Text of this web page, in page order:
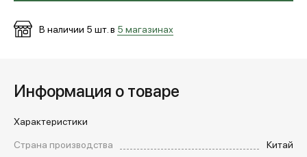
В наличии 5 шт. в 5 магазинах
Информация о товаре
Характеристики
Страна производства
Китай